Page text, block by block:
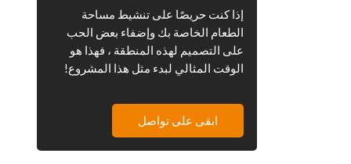
إذا كنت حريصًا على تنشيط مساحة
الطعام الخاصة بك وإضفاء بعض الحب
على التصميم لهذه المنطقة ، فهذا هو
الوقت المثالي لبدء مثل هذا المشروع!
ابقى على تواصل